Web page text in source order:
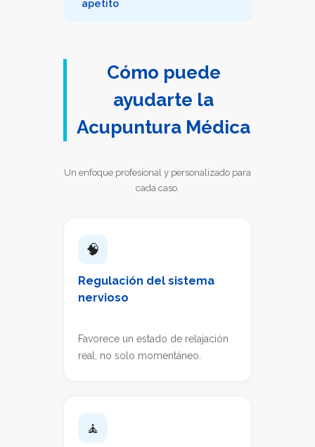
apetito
Cómo puede
ayudarte la
Acupuntura Médica
Un enfoque profesional y personalizado para
cada caso.
🧠
Regulación del sistema
nervioso
Favorece un estado de relajación
real, no solo momentáneo.
🧘